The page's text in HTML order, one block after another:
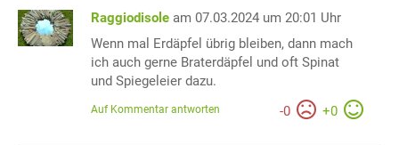
Raggiodisole am 07.03.2024 um 20:01 Uhr
Wenn mal Erdäpfel übrig bleiben, dann mach
ich auch gerne Braterdäpfel und oft Spinat
und Spiegeleier dazu.
-0 +0
Auf Kommentar antworten